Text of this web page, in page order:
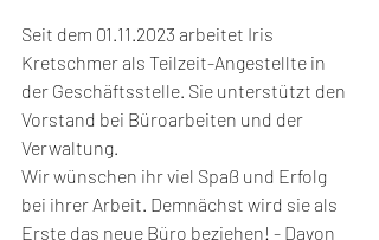
Seit dem 01.11.2023 arbeitet Iris
Kretschmer als Teilzeit-Angestellte in
der Geschäftsstelle. Sie unterstützt den
Vorstand bei Büroarbeiten und der
Verwaltung.
Wir wünschen ihr viel Spaß und Erfolg
bei ihrer Arbeit. Demnächst wird sie als
Erste das neue Büro beziehen! - Davon